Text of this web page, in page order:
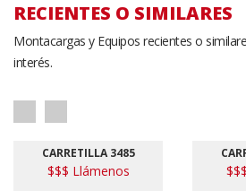
RECIENTES O SIMILARES
Montacargas y Equipos recientes o
interés.
CARRETILLA 3485
$$$ Llámenos